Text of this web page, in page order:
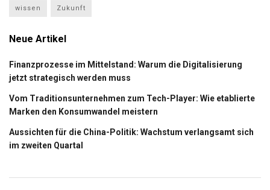
wissen Zukunft
Neue Artikel
Finanzprozesse im Mittelstand: Warum die Digitalisierung
jetzt strategisch werden muss
Vom Traditionsunternehmen zum Tech-Player: Wie etablierte
Marken den Konsumwandel meistern
Aussichten für die China-Politik: Wachstum verlangsamt sich
im zweiten Quartal